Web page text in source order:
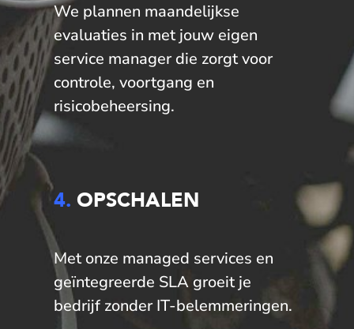
We plannen maandelijkse
evaluaties in met jouw eigen
service manager die zorgt voor
controle, voortgang en
risicobeheersing.
4. OPSCHALEN
Met onze managed services en
geïntegreerde SLA groeit je
bedrijf zonder IT-belemmeringen.